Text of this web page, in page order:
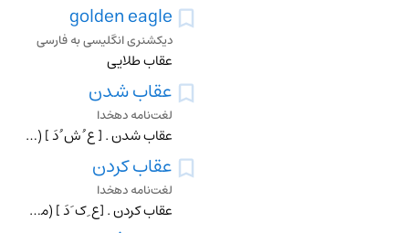
golden eagle
دیکشنری انگلیسی به فارسی
عقاب طلایی
عقاب شدن
لغت‌نامه دهخدا
عقاب شدن . [ ع ُ ش ُ دَ ] (مص مرکب ) کنایه از طالب شدن به چیزی . (برهان ) (انجمن آرا) (آنندراج ).
عقاب کردن
لغت‌نامه دهخدا
عقاب کردن . [ع ِ ک َ دَ ] (مص مرکب ) شکنجه کردن . عذاب دادن . (فرهنگ فارسی معین ). معاقبة. عِقاب . رجوع به عِقاب شود.